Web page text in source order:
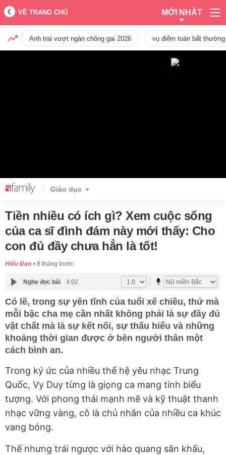
VỀ TRANG CHỦ MỚI NHẤT
Anh trai vượt ngàn chông gai 2026 vụ điểm toán bất
Giáo dục
Tiền nhiều có ích gì? Xem cuộc sống
của ca sĩ đình đám này mới thấy: Cho
con đủ đầy chưa hẳn là tốt!
Hiểu Đan 8 tháng trước
Nghe đọc bài 4:02
Có lẽ, trong sự yên tĩnh của tuổi xế chiều, thứ mà
mỗi bậc cha mẹ cần nhất không phải là sự đầy đủ
vật chất mà là sự kết nối, sự thấu hiểu và những
khoảng thời gian được ở bên người thân một
cách bình an.
Trong ký ức của nhiều thế hệ yêu nhạc Trung
Quốc, Vy Duy từng là giọng ca mang tính biểu
tượng. Với phong thái mạnh mẽ và kỹ thuật thanh
nhạc vững vàng, cô là chủ nhân của nhiều ca khúc
vang bóng.
Thế nhưng trái ngược với hào quang sân khấu,